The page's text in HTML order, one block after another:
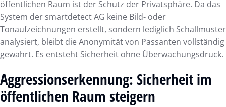
öffentlichen Raum ist der Schutz der Privatsphäre. Da das
System der smartdetect AG keine Bild- oder
Tonaufzeichnungen erstellt, sondern lediglich Schallmuster
analysiert, bleibt die Anonymität von Passanten vollständig
gewahrt. Es entsteht Sicherheit ohne Überwachungsdruck.
Aggressionserkennung: Sicherheit im
öffentlichen Raum steigern